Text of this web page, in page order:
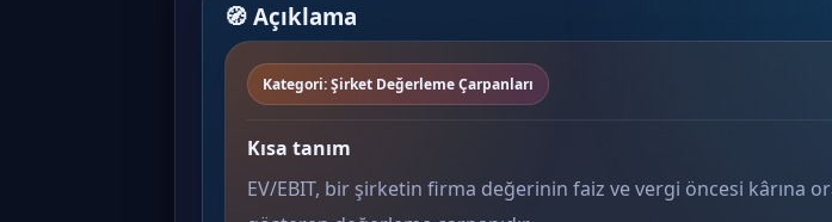
🧭 Açıklama
Kategori: Şirket Değerleme Çarpanları
Kısa tanım
EV/EBIT, bir şirketin firma değerinin faiz ve vergi öncesi kârına